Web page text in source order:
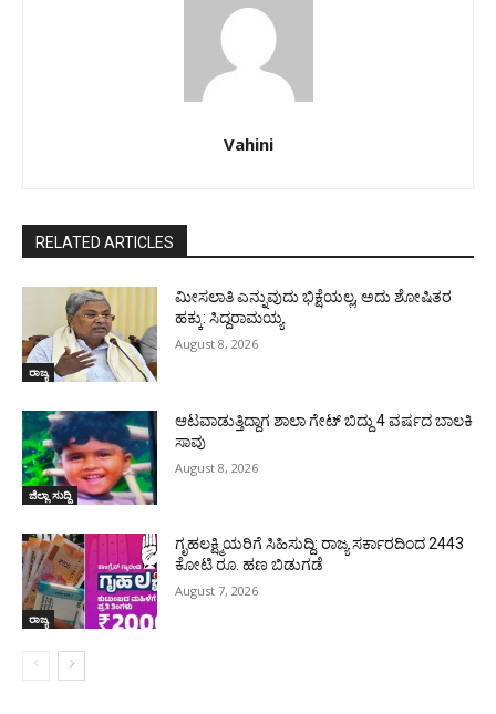
Vahini
RELATED ARTICLES
ರಾಜ್ಯ
ಮೀಸಲಾತಿ ಎನ್ನುವುದು ಭಿಕ್ಷೆಯಲ್ಲ, ಅದು ಶೋಷಿತರ
ಹಕ್ಕು: ಸಿದ್ದರಾಮಯ್ಯ
August 8, 2026
ಜಿಲ್ಲಾ ಸುದ್ದಿ
ಆಟವಾಡುತ್ತಿದ್ದಾಗ ಶಾಲಾ ಗೇಟ್‌ ಬಿದ್ದು 4 ವರ್ಷದ ಬಾಲಕಿ
ಸಾವು
August 8, 2026
ರಾಜ್ಯ
ಗೃಹಲಕ್ಷ್ಮಿಯರಿಗೆ ಸಿಹಿಸುದ್ದಿ: ರಾಜ್ಯ ಸರ್ಕಾರದಿಂದ 2443
ಕೋಟಿ ರೂ. ಹಣ ಬಿಡುಗಡೆ
August 7, 2026